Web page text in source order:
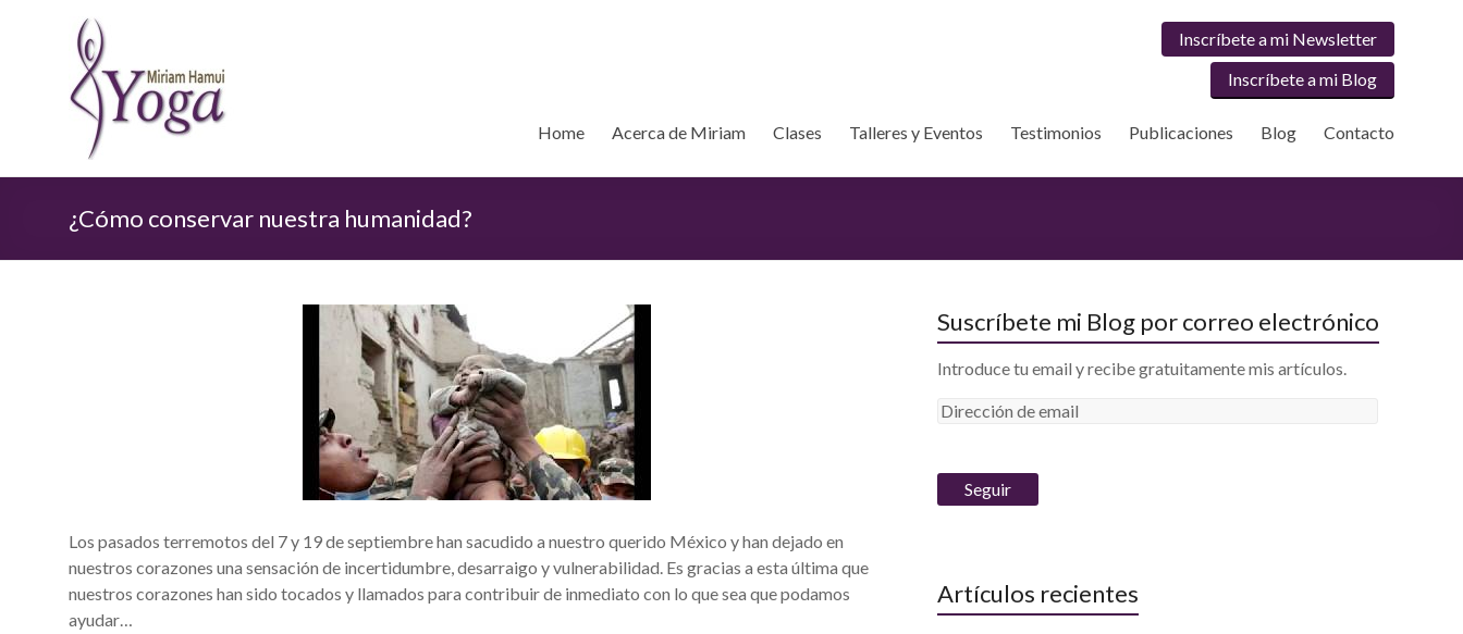
Inscríbete a mi Newsletter
Inscríbete a mi Blog
Home Acerca de Miriam Clases Talleres y Eventos Testimonios Publicaciones Blog Contacto
¿Cómo conservar nuestra humanidad?
Los pasados terremotos del 7 y 19 de septiembre han sacudido a nuestro querido México y han dejado en
nuestros corazones una sensación de incertidumbre, desarraigo y vulnerabilidad. Es gracias a esta última que
nuestros corazones han sido tocados y llamados para contribuir de inmediato con lo que sea que podamos
ayudar…
Suscríbete mi Blog por correo electrónico
Introduce tu email y recibe gratuitamente mis artículos.
D
ó
n
Artículos recientes